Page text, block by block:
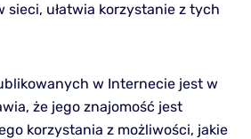
sieci, ułatwia korzystanie z tych
w Internecie jest w
że jego znajomość jest
korzystania z możliwości, jakie